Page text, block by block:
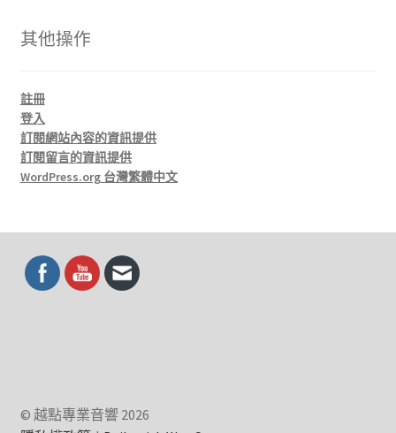
其他操作
註冊
登入
訂閱網站內容的資訊提供
訂閱留言的資訊提供
WordPress.org 台灣繁體中文
© 越點專業音響 2026